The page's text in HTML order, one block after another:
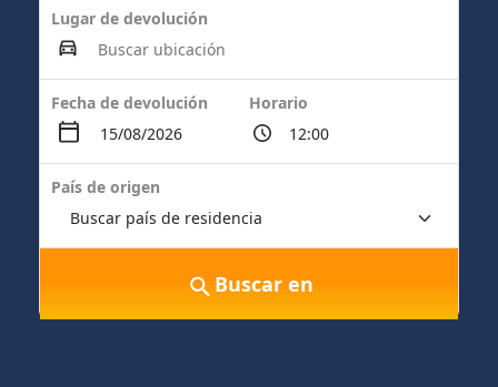
Lugar de devolución
Fecha de devolución Horario
País de origen
Buscar en